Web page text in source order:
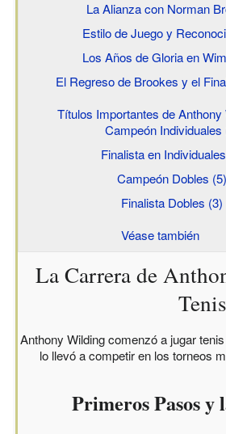
La Alianza con Norman
Estilo de Juego y
Los Años de Gloria en
El Regreso de Brookes y el
Títulos Importantes de Anthony
Campeón Individuales
Finalista en
Campeón Dobles (5)
Finalista Dobles (3)
Véase también
La Carrera de
Tenis
Anthony Wilding comenzó a jugar
lo llevó a competir en los torneos
Primeros Pasos y